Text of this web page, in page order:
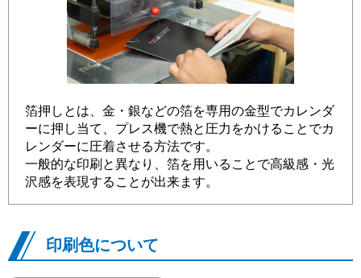
箔押しとは、金・銀などの箔を専用の金型でカレンダ
ーに押し当て、プレス機で熱と圧力をかけることでカ
レンダーに圧着させる方法です。
一般的な印刷と異なり、箔を用いることで高級感・光
沢感を表現することが出来ます。
印刷色について